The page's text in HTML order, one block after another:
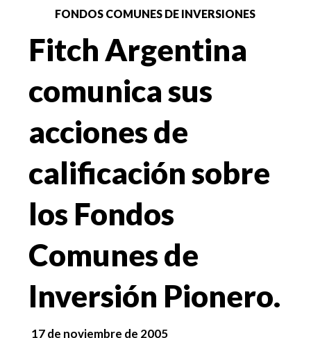
FONDOS COMUNES DE INVERSIONES
Fitch Argentina
comunica sus
acciones de
calificación sobre
los Fondos
Comunes de
Inversión Pionero.
17 de noviembre de 2005